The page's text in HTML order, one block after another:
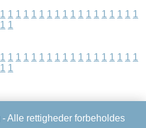
1 1 1 1 1 1 1 1 1 1 1 1 1 1 1 1 1 1
1 1
1 1 1 1 1 1 1 1 1 1 1 1 1 1 1 1 1 1
1 1
- Alle rettigheder forbeholdes